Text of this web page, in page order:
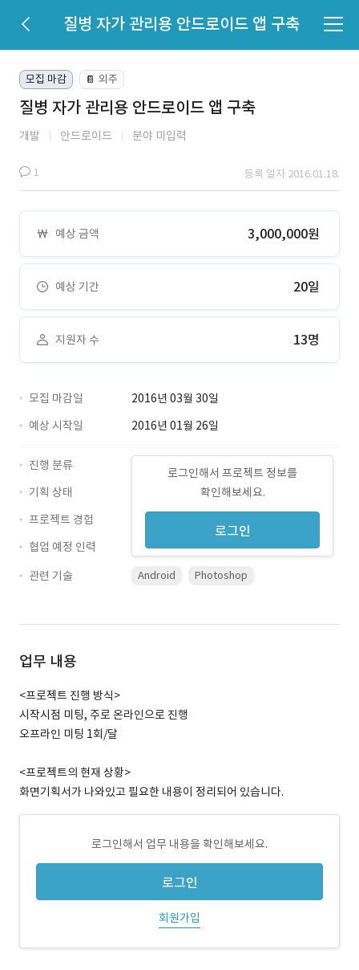
질병 자가 관리용 안드로이드 앱 구축
모집 마감 📔 외주
질병 자가 관리용 안드로이드 앱 구축
개발 안드로이드 분야 미입력
1 등록 일자 2016.01.18.
예상 금액 3,000,000원
예상 기간 20일
지원자 수 13명
모집 마감일
2016년 03월 30일
예상 시작일
2016년 01월 26일
로그인해서 프로젝트 정보를
확인해보세요.
로그인
진행 분류
기획 상태
프로젝트 경험
협업 예정 인력
관련 기술
Android Photoshop
업무 내용
<프로젝트 진행 방식>
시작시점 미팅, 주로 온라인으로 진행
오프라인 미팅 1회/달
<프로젝트의 현재 상황>
화면기획서가 나와있고 필요한 내용이 정리되어 있습니다.
로그인해서 업무 내용을 확인해보세요.
로그인
회원가입